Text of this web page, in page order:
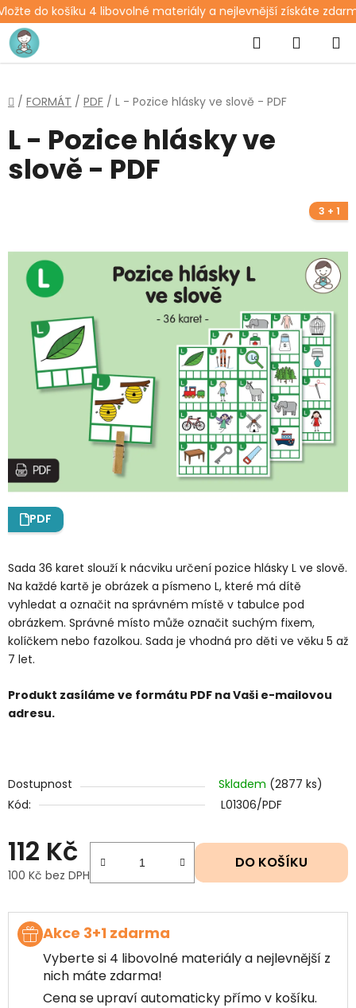
do košíku 4 libovolné materiály a nejlevnější získáte
Přejít
na
obsah
Hledat
KOŠÍK
Domů
/ FORMÁT / PDF / L - Pozice hlásky ve slově - PDF
Sada 36 karet slouží k nácviku určení pozice hlásky L ve slově.
Na každé kartě je obrázek a písmeno L, které má dítě
vyhledat a označit na správném místě v tabulce pod
obrázkem. Správné místo může označit suchým fixem,
kolíčkem nebo fazolkou. Sada je vhodná pro děti ve věku 5 až
7 let.
Produkt zasíláme ve formátu PDF na Vaši e-mailovou
adresu.
Dostupnost Skladem (2877 ks)
Kód:
L01306/PDF
112 Kč
100 Kč bez DPH
DO KOŠÍKU
Akce 3+1 zdarma
Vyberte si 4 libovolné materiály a nejlevnější z
nich máte zdarma!
Cena se upraví automaticky přímo v košíku.
L - Pozice hlásky ve
slově - PDF
3 + 1
PDF